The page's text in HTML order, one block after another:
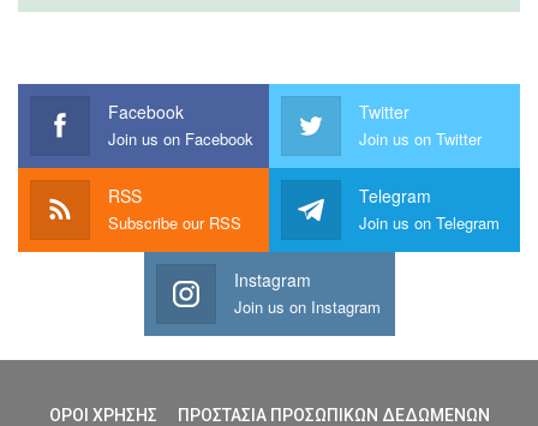
Facebook
Join us on Facebook
Twitter
Join us on Twitter
RSS
Subscribe our RSS
Telegram
Join us on Telegram
Instagram
Join us on Instagram
ΟΡΟΙ ΧΡΗΣΗΣ ΠΡΟΣΤΑΣΙΑ ΠΡΟΣΩΠΙΚΩΝ ΔΕΔΩΜΕΝΩΝ